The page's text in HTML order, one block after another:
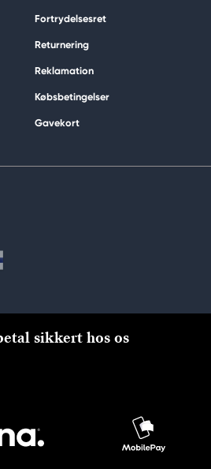
Fortrydelsesret
Returnering
Reklamation
Købsbetingelser
Gavekort
sikkert hos os